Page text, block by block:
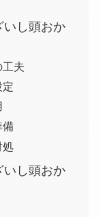
いし頭おか
夫
定
備
処
いし頭おか